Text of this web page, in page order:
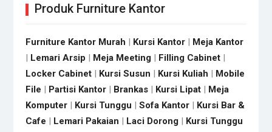
Produk Furniture Kantor
Furniture Kantor Murah | Kursi Kantor| Meja Kantor
| Lemari Arsip | Meja Meeting| Filling Cabinet|
Locker Cabinet| Kursi Susun | Kursi Kuliah | Mobile
File | Partisi Kantor| Brankas| Kursi Lipat| Meja
Komputer| Kursi Tunggu | Sofa Kantor| Kursi Bar &
Cafe | Lemari Pakaian | Laci Dorong| Kursi Tunggu